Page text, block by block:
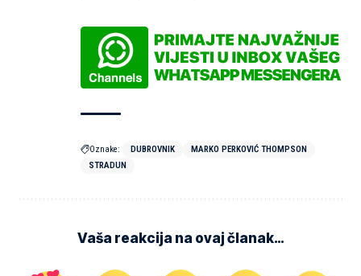
Oznake: DUBROVNIK
MARKO PERKOVIĆ THOMPSON
STRADUN
Vaša reakcija na ovaj članak…